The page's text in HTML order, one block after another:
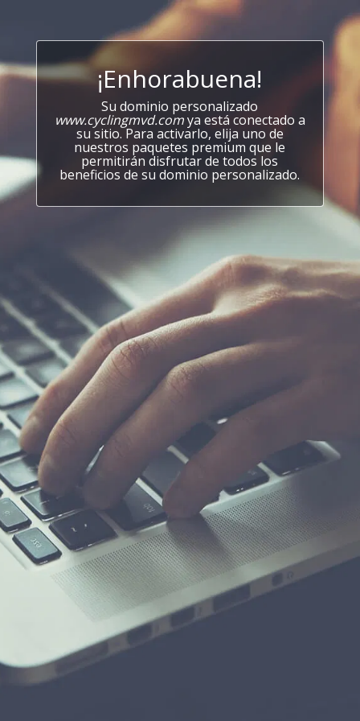
¡Enhorabuena!
Su dominio personalizado
www.cyclingmvd.comya está conectado a
su sitio. Para activarlo, elija uno de
nuestros paquetes premium que le
permitirán disfrutar de todos los
beneficios de su dominio personalizado.